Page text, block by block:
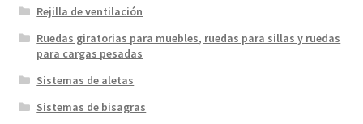
Rejilla de ventilación
Ruedas giratorias para muebles, ruedas para sillas y ruedas
para cargas pesadas
Sistemas de aletas
Sistemas de bisagras